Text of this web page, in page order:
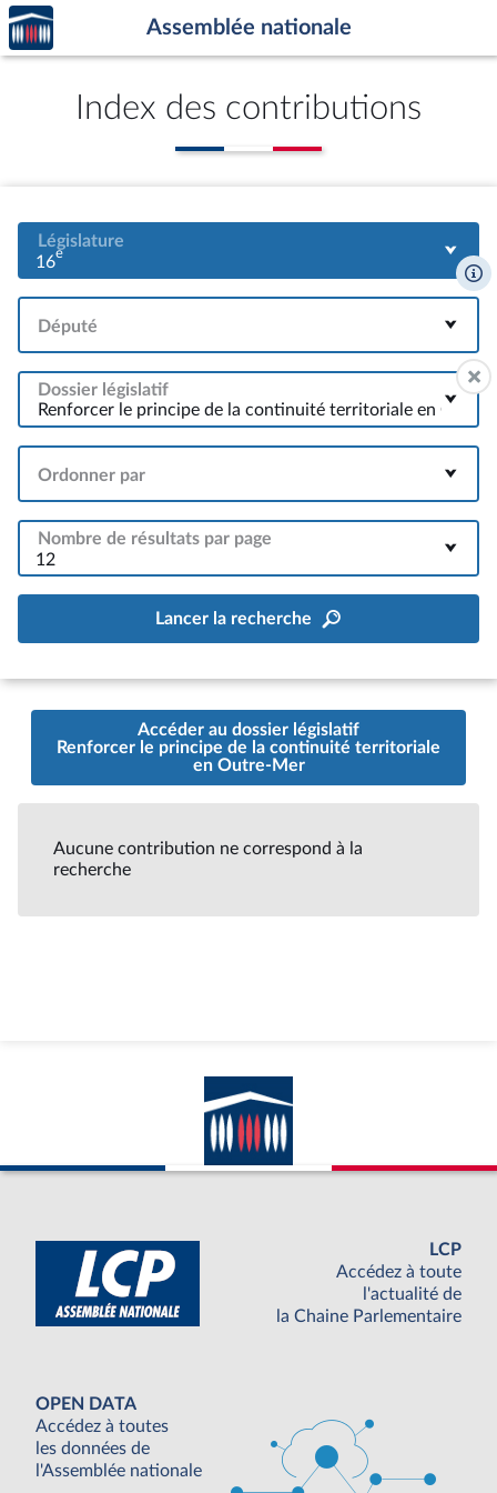
Aller au contenu
Aller en bas de la page
Accèder
à la
page
Assemblée nationale
Index des contributions
Législature
16e
Député
Dossier législatif
Ordonner par
Nombre de résultats par page
12
Lancer la recherche
Accéder au dossier législatif
Renforcer le principe de la continuité territoriale
en Outre-Mer
Aucune contribution ne correspond à la
recherche
LCP
Accédez à toute
l'actualité de
la Chaine Parlementaire
OPEN DATA
Accédez à toutes
les données de
l'Assemblée nationale